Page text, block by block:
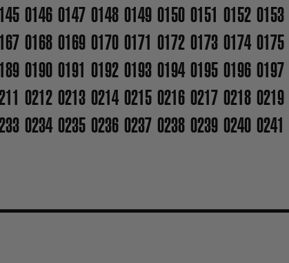
0146 0147 0148 0149 0150 0151 0152 0153
0168 0169 0170 0171 0172 0173 0174 0175
0190 0191 0192 0193 0194 0195 0196 0197
0212 0213 0214 0215 0216 0217 0218 0219
0234 0235 0236 0237 0238 0239 0240 0241